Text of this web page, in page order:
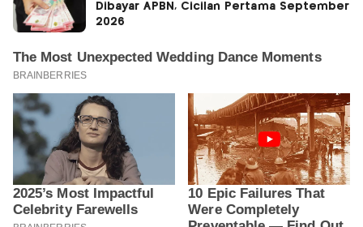
Dibayar APBN, Cicilan Pertama September
2026